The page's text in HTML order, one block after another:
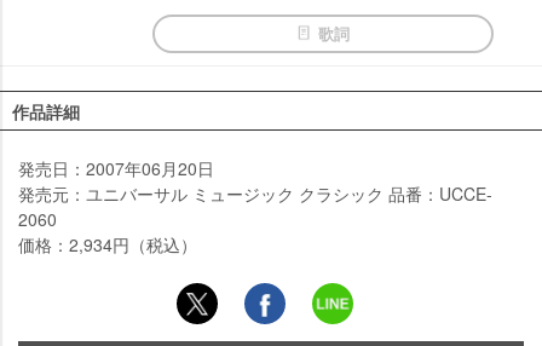
歌詞
作品詳細
発売日：2007年06月20日
発売元：ユニバーサル ミュージック クラシック 品番：UCCE-
2060
価格：2,934円（税込）